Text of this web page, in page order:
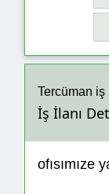
Tercüman
İş İlanı
ofısımıze